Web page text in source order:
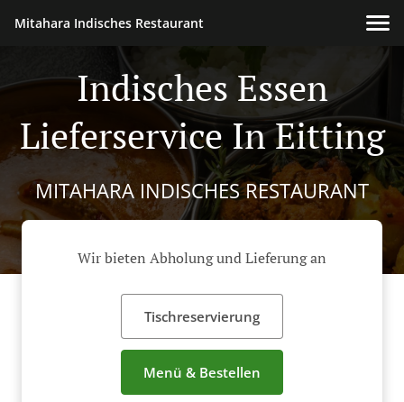
Mitahara Indisches Restaurant
Indisches Essen
Lieferservice In Eitting
MITAHARA INDISCHES RESTAURANT
Wir bieten Abholung und Lieferung an
Tischreservierung
Menü & Bestellen